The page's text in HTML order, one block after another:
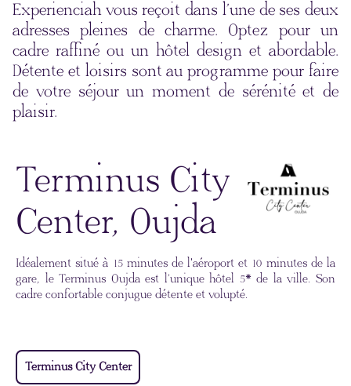
Experienciah vous reçoit dans l’une de ses deux
adresses pleines de charme. Optez pour un
cadre raffiné ou un hôtel design et abordable.
Détente et loisirs sont au programme pour faire
de votre séjour un moment de sérénité et de
plaisir.
Terminus City
Center, Oujda
Idéalement situé à 15 minutes de l'aéroport et 10 minutes de la
gare, le Terminus Oujda est l’unique hôtel 5* de la ville. Son
cadre confortable conjugue détente et volupté.
Terminus City Center